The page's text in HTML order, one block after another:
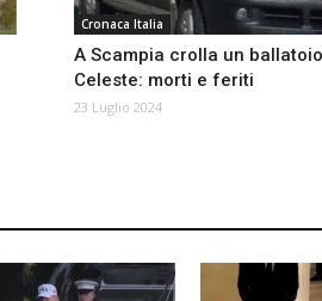
Cronaca Italia
A Scampia crolla un
Celeste: morti e feriti
23 Luglio 2024